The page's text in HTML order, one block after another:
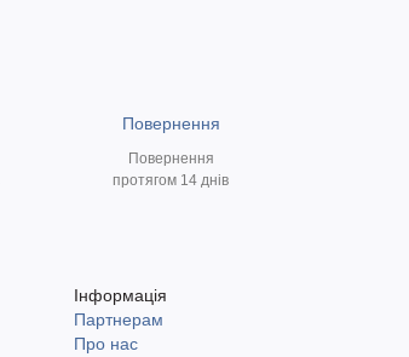
Повернення
Повернення
протягом 14 днів
Інформація
Партнерам
Про нас